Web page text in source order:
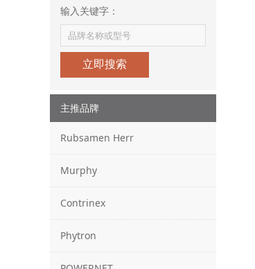
输入关键字：
立即搜索
主推品牌
Rubsamen Herr
Murphy
Contrinex
Phytron